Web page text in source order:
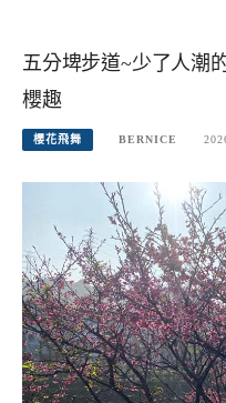
五分埤步道~少了人潮
櫻趣
櫻花飛舞 BERNICE